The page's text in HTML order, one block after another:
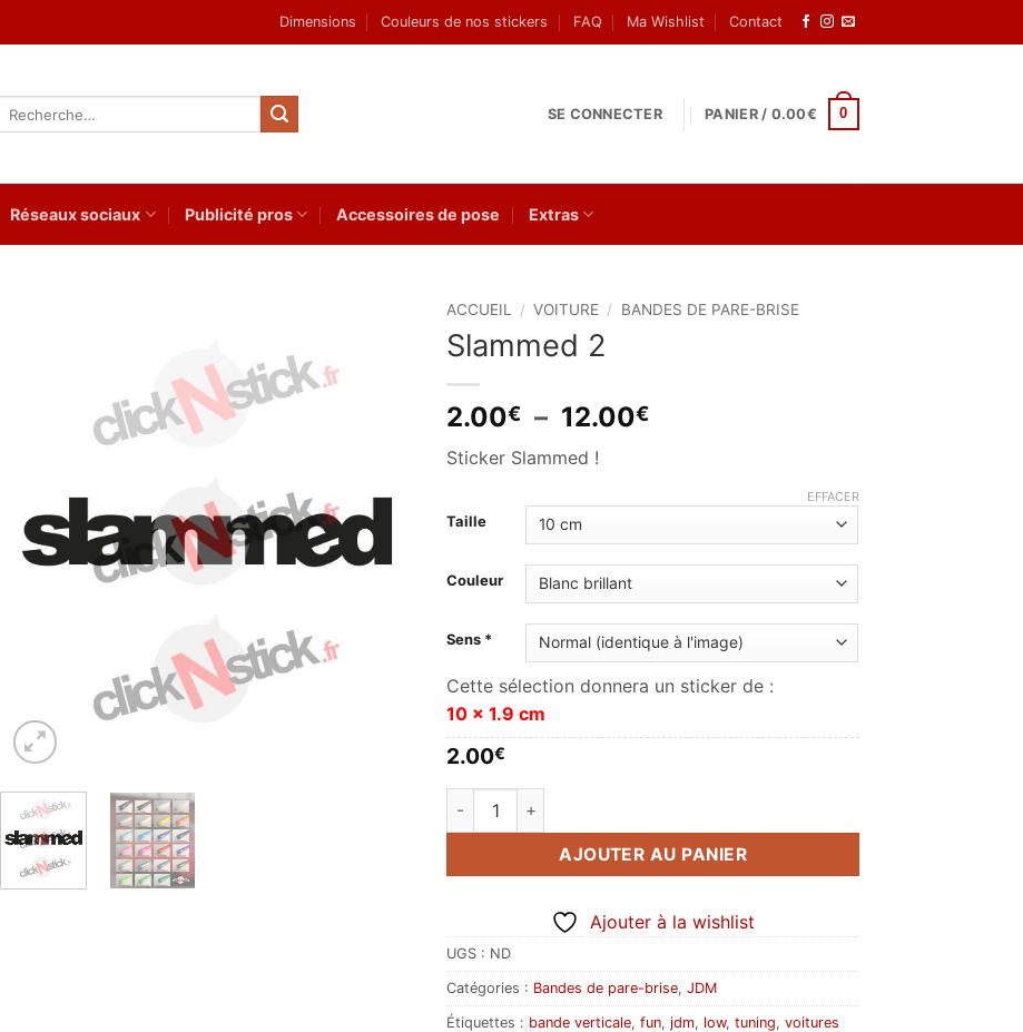
Dimensions Couleurs de nos stickers FAQ Ma Wishlist Contact
SE CONNECTER PANIER / 0.00€ 0
Réseaux sociaux Publicité pros Accessoires de pose Extras
ACCUEIL / VOITURE / BANDES DE PARE-BRISE
Slammed 2
2.00€ – 12.00€Plage
12.00€
Sticker Slammed !
Taille
Couleur
Sens *
EFFACER
Cette sélection donnera un sticker de :
10 x 1.9 cm
2.00€
quantité de Slammed 2
AJOUTER AU PANIER
Ajouter à la wishlist
UGS : ND
Catégories : Bandes de pare-brise,JDM
Étiquettes : bande verticale,fun,jdm, low,tuning,voitures